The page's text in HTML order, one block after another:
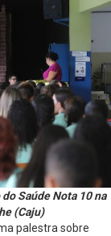
Saúde Nota 10 na
(Caju)
palestra sobre